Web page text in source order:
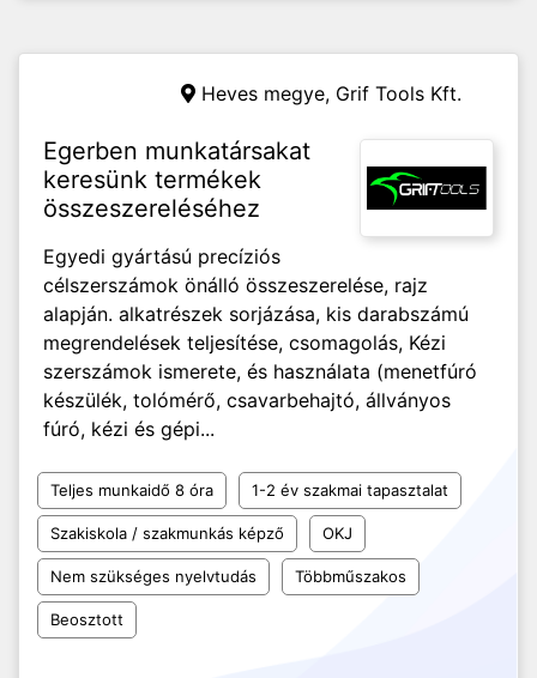
Heves megye, Grif Tools Kft.
Egerben munkatársakat
keresünk termékek
összeszereléséhez
Egyedi gyártású precíziós
célszerszámok önálló összeszerelése, rajz
alapján. alkatrészek sorjázása, kis darabszámú
megrendelések teljesítése, csomagolás, Kézi
szerszámok ismerete, és használata (menetfúró
készülék, tolómérő, csavarbehajtó, állványos
fúró, kézi és gépi...
Teljes munkaidő 8 óra 1-2 év szakmai tapasztalat
Szakiskola / szakmunkás képző OKJ
Nem szükséges nyelvtudás Többműszakos
Beosztott